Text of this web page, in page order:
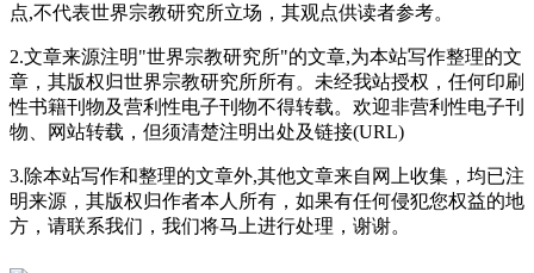
点,不代表世界宗教研究所立场，其观点供读者参考。
2.文章来源注明"世界宗教研究所"的文章,为本站写作整理的文
章，其版权归世界宗教研究所所有。未经我站授权，任何印刷
性书籍刊物及营利性电子刊物不得转载。欢迎非营利性电子刊
物、网站转载，但须清楚注明出处及链接(URL)
3.除本站写作和整理的文章外,其他文章来自网上收集，均已注
明来源，其版权归作者本人所有，如果有任何侵犯您权益的地
方，请联系我们，我们将马上进行处理，谢谢。